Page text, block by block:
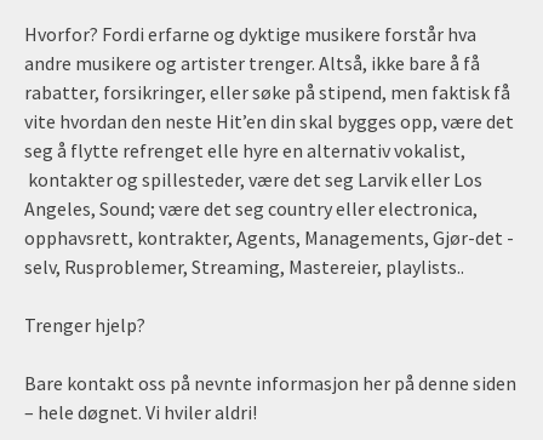
Hvorfor? Fordi erfarne og dyktige musikere forstår hva
andre musikere og artister trenger. Altså, ikke bare å få
rabatter, forsikringer, eller søke på stipend, men faktisk få
vite hvordan den neste Hit’en din skal bygges opp, være det
seg å flytte refrenget elle hyre en alternativ vokalist,
kontakter og spillesteder, være det seg Larvik eller Los
Angeles, Sound; være det seg country eller electronica,
opphavsrett, kontrakter, Agents, Managements, Gjør-det -
selv, Rusproblemer, Streaming, Mastereier, playlists..
Trenger hjelp?
Bare kontakt oss på nevnte informasjon her på denne siden
– hele døgnet. Vi hviler aldri!